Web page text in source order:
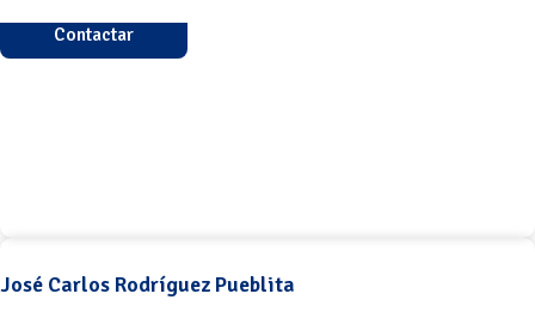
Contactar
José Carlos Rodríguez Pueblita